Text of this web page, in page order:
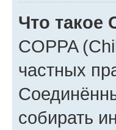
Что такое
COPPA
частных
собирать